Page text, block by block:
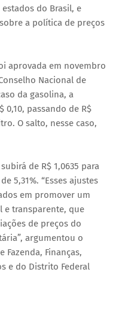
do Brasil, e
a política de preços
aprovada em novembro
Nacional de
da gasolina, a
passando de R$
O salto, nesse caso,
de R$ 1,0635 para
5,31%. “Esses ajustes
em promover um
e transparente, que
de preços do
argumentou o
Fazenda, Finanças,
e do Distrito Federal